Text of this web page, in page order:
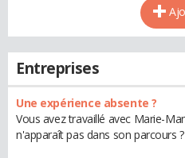
Entreprises
Une expérience absente ?
Vous avez travaillé avec Marie-
n'apparaît pas dans son parcours ?